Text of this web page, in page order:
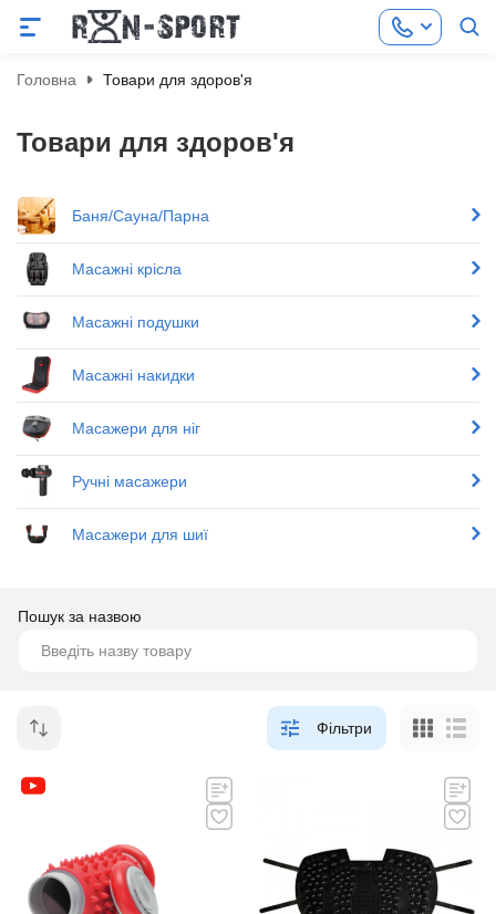
Головна Товари для здоров'я
Товари для здоров'я
Баня/Сауна/Парна
Масажні крісла
Масажні подушки
Масажні накидки
Масажери для ніг
Ручні масажери
Масажери для шиї
Пошук за назвою
Фільтри